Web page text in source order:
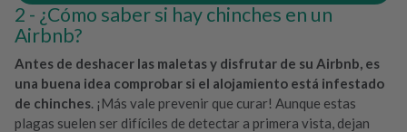
¿Cómo saber si hay chinches en un
Airbnb?
Antes de deshacer las maletas y disfrutar de su Airbnb, es
una buena idea comprobar si el alojamiento está infestado
de chinches. ¡Más vale prevenir que curar! Aunque estas
plagas suelen ser difíciles de detectar a primera vista, dejan